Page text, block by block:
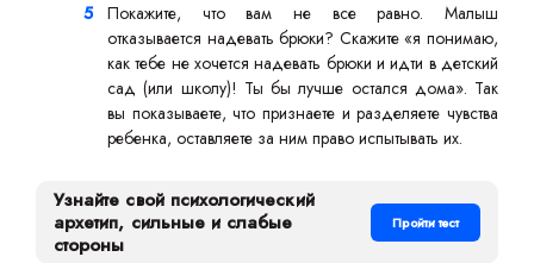
Покажите, что вам не все равно. Малыш
отказывается надевать брюки? Скажите «я понимаю,
как тебе не хочется надевать брюки и идти в детский
сад (или школу)! Ты бы лучше остался дома». Так
вы показываете, что признаете и разделяете чувства
ребенка, оставляете за ним право испытывать их.
Узнайте свой психологический
архетип, сильные и слабые
стороны
Пройти тест